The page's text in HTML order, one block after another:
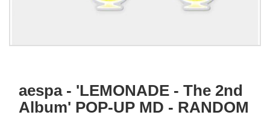
aespa - 'LEMONADE - The 2nd
Album' POP-UP MD - RANDOM